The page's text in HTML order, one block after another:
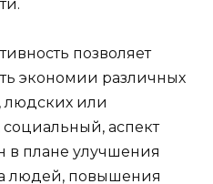
позволяет
экономии различных
людских или
аспект
в плане улучшения
людей, повышения